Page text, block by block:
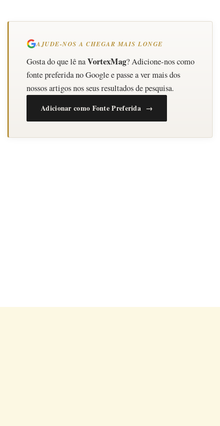
AJUDE-NOS A CHEGAR MAIS LONGE
Gosta do que lê naVortexMag? Adicione-nos como
fonte preferida no Google e passe a ver mais dos
nossos artigos nos seus resultados de pesquisa.
Adicionar como Fonte Preferida →